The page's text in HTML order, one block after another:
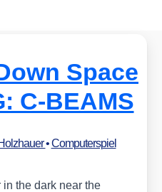
Space
C‑BEAMS
•Computerspiel
in the dark near the